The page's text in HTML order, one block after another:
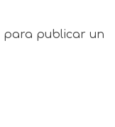
para publicar un